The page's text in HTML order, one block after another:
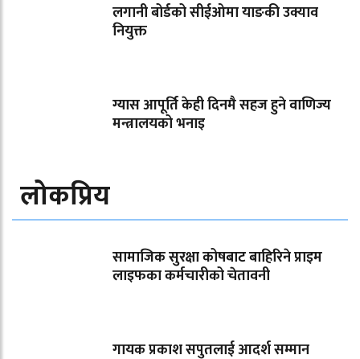
लगानी बोर्डको सीईओमा याङकी उक्याव
नियुक्त
ग्यास आपूर्ति केही दिनमै सहज हुने वाणिज्य
मन्त्रालयको भनाइ
लोकप्रिय
सामाजिक सुरक्षा कोषबाट बाहिरिने प्राइम
लाइफका कर्मचारीको चेतावनी
गायक प्रकाश सपुतलाई आदर्श सम्मान